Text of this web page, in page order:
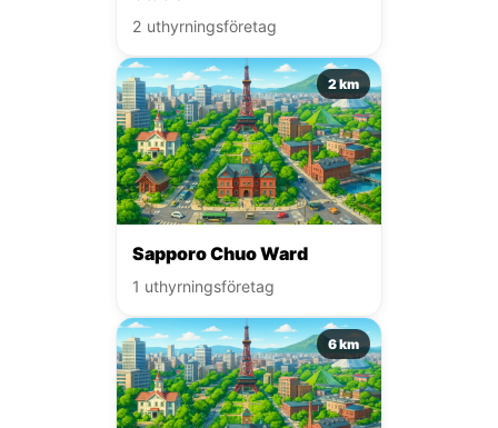
2 uthyrningsföretag
2 km
Sapporo Chuo Ward
1 uthyrningsföretag
6 km